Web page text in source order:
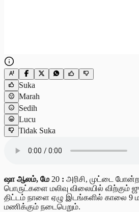
Suka
Marah
Sedih
Lucu
Tidak Suka
ஷா ஆலம், மே 20 : அரிசி, முட்டை போன்ற
பொருட்களை மலிவு விலையில்
திட்டம் நாளை ஏழு இடங்களில் காலை 9
மணிக்கும் நடைபெறும்.